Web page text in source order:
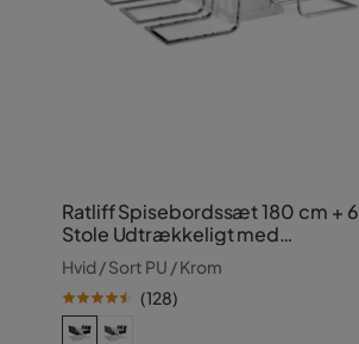
Ratliff Spisebordssæt 180 cm + 6
Stole Udtrækkeligt med
Tillægsplade
Hvid / Sort PU / Krom
(128)